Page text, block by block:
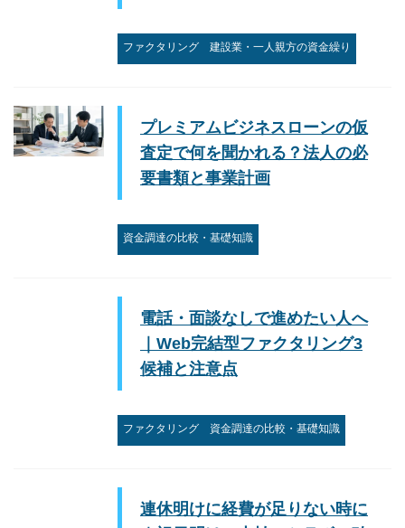
ファクタリング 建設業・一人親方の資金繰り
プレミアムビジネスローンの仮
査定で何を聞かれる？法人の必
要書類と事業計画
資金調達の比較・基礎知識
電話・面談なしで進めたい人へ
｜Web完結型ファクタリング3
候補と注意点
ファクタリング 資金調達の比較・基礎知識
連休明けに経費が足りない時に